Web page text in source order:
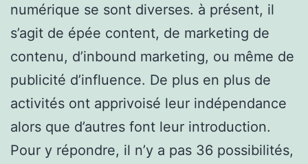
numérique se sont diverses. à présent, il
s’agit de épée content, de marketing de
contenu, d’inbound marketing, ou même de
publicité d’influence. De plus en plus de
activités ont apprivoisé leur indépendance
alors que d’autres font leur introduction.
Pour y répondre, il n’y a pas 36 possibilités,